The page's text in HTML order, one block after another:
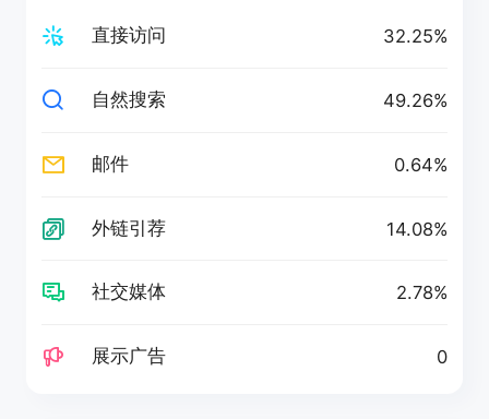
直接访问 32.25%
自然搜索 49.26%
邮件 0.64%
外链引荐 14.08%
社交媒体 2.78%
展示广告 0